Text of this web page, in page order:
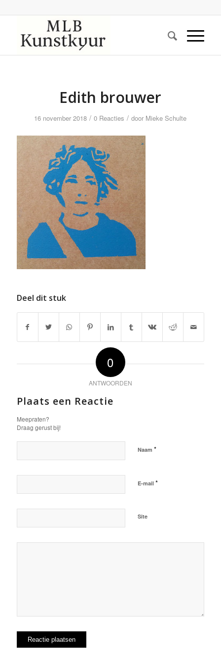
Edith brouwer
16 november 2018 / 0 Reacties / door Mieke Schulte
Deel dit stuk
0
ANTWOORDEN
Plaats een Reactie
Meepraten?
Draag gerust bij!
Naam *
E-mail *
Site